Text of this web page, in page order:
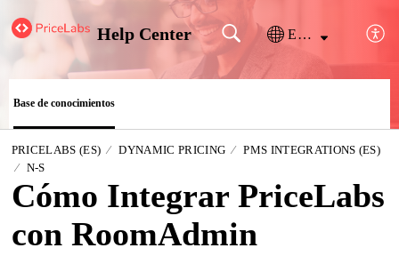
Help Center Español (España)
Base de conocimientos
PRICELABS (ES) DYNAMIC PRICING
PMS INTEGRATIONS (ES)
N-S
Cómo Integrar PriceLabs
con RoomAdmin